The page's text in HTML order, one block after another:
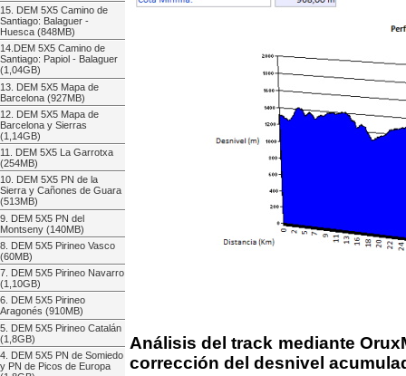
15. DEM 5X5 Camino de
Santiago: Balaguer -
Huesca (848MB)
14.DEM 5X5 Camino de
Santiago: Papiol - Balaguer
(1,04GB)
13. DEM 5X5 Mapa de
Barcelona (927MB)
12. DEM 5X5 Mapa de
Barcelona y Sierras
(1,14GB)
11. DEM 5X5 La Garrotxa
(254MB)
10. DEM 5X5 PN de la
Sierra y Cañones de Guara
(513MB)
9. DEM 5X5 PN del
Montseny (140MB)
8. DEM 5X5 Pirineo Vasco
(60MB)
7. DEM 5X5 Pirineo Navarro
(1,10GB)
6. DEM 5X5 Pirineo
Aragonés (910MB)
5. DEM 5X5 Pirineo Catalán
(1,8GB)
4. DEM 5X5 PN de Somiedo
y PN de Picos de Europa
Análisis del track mediante
corrección del desnivel